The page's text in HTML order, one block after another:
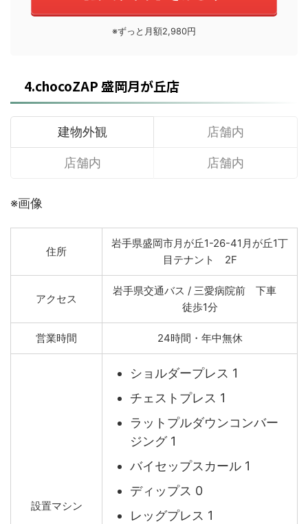
※ずっと月額2,980円
4.chocoZAP 盛岡月が丘店
建物外観 店舗内
店舗内 店舗内
※画像
住所
岩手県盛岡市月が丘1-26-41月が丘1丁
目テナント 2F
アクセス
岩手県交通バス / 三愛病院前 下車
徒歩1分
営業時間 24時間・年中無休
設置マシン
ショルダープレス 1
チェストプレス 1
ラットプルダウンコンバー
ジング 1
バイセップスカール 1
ディップス 0
レッグプレス 1